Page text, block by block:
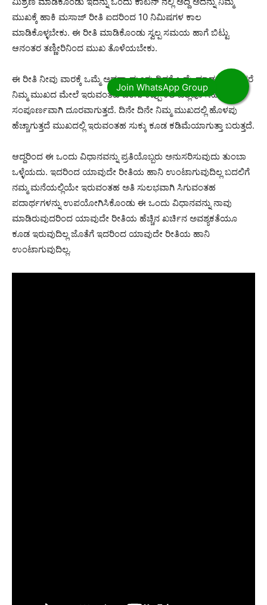
ಮುಖಕ್ಕೆ ಹಾಕಿ ಮಸಾಜ್ ರೀತಿ ಐದರಿಂದ 10 ನಿಮಿಷಗಳ ಕಾಲ
ಮಾಡಿಕೊಳ್ಳಬೇಕು. ಈ ರೀತಿ ಮಾಡಿಕೊಂಡು ಸ್ವಲ್ಪ ಸಮಯ ಹಾಗೆ ಬಿಟ್ಟು
ಆನಂತರ ತಣ್ಣೀರಿನಿಂದ ಮುಖ ತೊಳೆಯಬೇಕು.
ಈ ರೀತಿ ನೀವು ವಾರಕ್ಕೆ ಒಮ್ಮೆ ಅಥವಾ ಮೂರು ದಿನಕ್ಕೆ ಒಮ್ಮೆ ಮಾಡುತ್ತಾ ಬಂದರೆ
ನಿಮ್ಮ ಮುಖದ ಮೇಲೆ ಇರುವಂತಹ ಬಂಗು ಕಪ್ಪು ಕಲೆ ಎಲ್ಲವೂ ಸಹ
ಸಂಪೂರ್ಣವಾಗಿ ದೂರವಾಗುತ್ತದೆ. ದಿನೇ ದಿನೇ ನಿಮ್ಮ ಮುಖದಲ್ಲಿ ಹೊಳಪು
ಹೆಚ್ಚಾಗುತ್ತದೆ ಮುಖದಲ್ಲಿ ಇರುವಂತಹ ಸುಕ್ಕು ಕೂಡ ಕಡಿಮೆಯಾಗುತ್ತಾ ಬರುತ್ತದೆ.
ಆದ್ದರಿಂದ ಈ ಒಂದು ವಿಧಾನವನ್ನು ಪ್ರತಿಯೊಬ್ಬರು ಅನುಸರಿಸುವುದು ತುಂಬಾ
ಒಳ್ಳೆಯದು. ಇದರಿಂದ ಯಾವುದೇ ರೀತಿಯ ಹಾನಿ ಉಂಟಾಗುವುದಿಲ್ಲ ಬದಲಿಗೆ
ನಮ್ಮ ಮನೆಯಲ್ಲಿಯೇ ಇರುವಂತಹ ಅತಿ ಸುಲಭವಾಗಿ ಸಿಗುವಂತಹ
ಪದಾರ್ಥಗಳನ್ನು ಉಪಯೋಗಿಸಿಕೊಂಡು ಈ ಒಂದು ವಿಧಾನವನ್ನು ನಾವು
ಮಾಡಿರುವುದರಿಂದ ಯಾವುದೇ ರೀತಿಯ ಹೆಚ್ಚಿನ ಖರ್ಚಿನ ಅವಶ್ಯಕತೆಯೂ
ಕೂಡ ಇರುವುದಿಲ್ಲ ಜೊತೆಗೆ ಇದರಿಂದ ಯಾವುದೇ ರೀತಿಯ ಹಾನಿ
ಉಂಟಾಗುವುದಿಲ್ಲ.